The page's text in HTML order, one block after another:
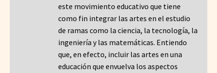
este movimiento educativo que tiene
como fin integrar las artes en el estudio
de ramas como la ciencia, la tecnología, la
ingeniería y las matemáticas. Entiendo
que, en efecto, incluir las artes en una
educación que envuelva los aspectos